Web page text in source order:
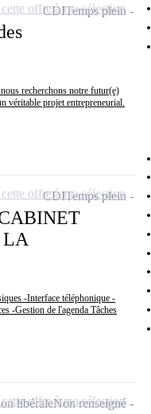
recherchons notre futur(e)
véritable projet entrepreneurial.
CDITemps plein
offre à ma sélection
LA
-Interface téléphonique -
-Gestion de l'agenda Tâches
CDITemps plein
offre à ma sélection
libéraleNon renseigné
offre à ma sélection